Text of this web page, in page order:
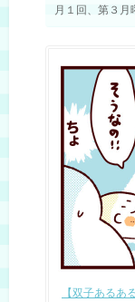
月１回、第３月
【双子あるあ